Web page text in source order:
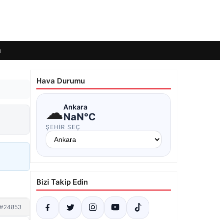
#24853
Hava Durumu
☁Ankara
NaN°C
ŞEHIR SEÇ
Bizi Takip Edin